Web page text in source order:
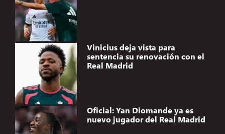
Vinicius deja vista para
sentencia su renovación con el
Real Madrid
Oficial: Yan Diomande ya es
nuevo jugador del Real Madrid